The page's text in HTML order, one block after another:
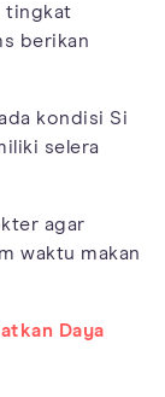
tingkat
berikan
kondisi Si
selera
agar
waktu makan
Daya